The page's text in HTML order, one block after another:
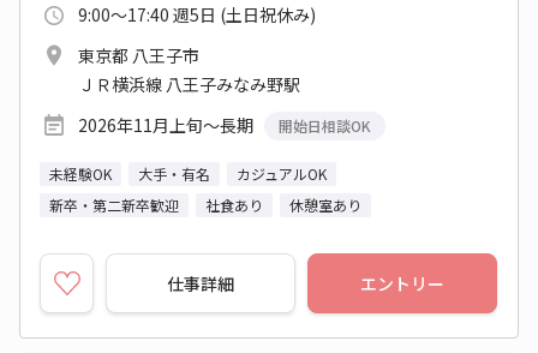
9:00～17:40 週5日 (土日祝休み)
東京都 八王子市
ＪＲ横浜線 八王子みなみ野駅
2026年11月上旬～長期
開始日相談OK
未経験OK 大手・有名
カジュアルOK
新卒・第二新卒歓迎
社食あり 休憩室あり
仕事詳細 エントリー